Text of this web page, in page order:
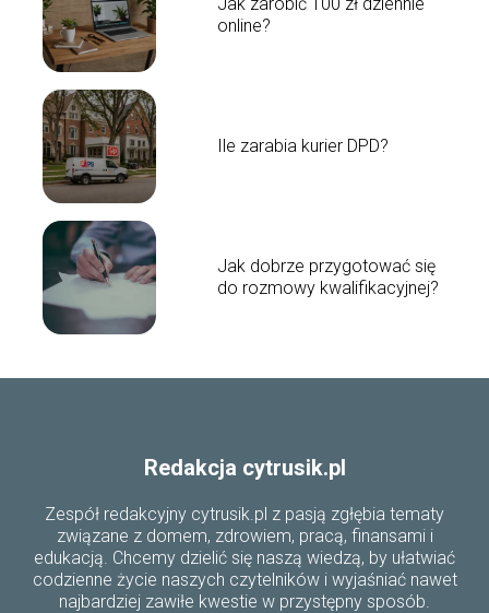
online?
Ile zarabia kurier DPD?
Jak dobrze przygotować się
do rozmowy kwalifikacyjnej?
Redakcja cytrusik.pl
Zespół redakcyjny cytrusik.pl z pasją zgłębia tematy
związane z domem, zdrowiem, pracą, finansami i
edukacją. Chcemy dzielić się naszą wiedzą, by ułatwiać
codzienne życie naszych czytelników i wyjaśniać nawet
najbardziej zawiłe kwestie w przystępny sposób.